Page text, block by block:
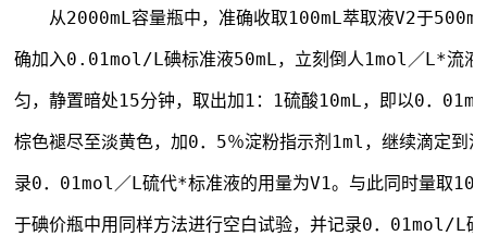
从2000mL容量瓶中，准确收取100mL萃取液V2于
确加入0.01mol/L碘标准液50mL，立刻倒人1mol／L*流液
匀，静置暗处15分钟，取出加1：1硫酸10mL，即以0．
棕色褪尽至淡黄色，加0．5％淀粉指示剂1ml，继续滴定到
录0．01mol／L硫代*标准液的用量为V1。与此同时量取
于碘价瓶中用同样方法进行空白试验，并记录0．01mol/L